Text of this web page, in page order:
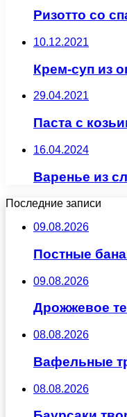
Ризотто со
10.12.2021
Крем-суп из
29.04.2021
Паста с
16.04.2024
Варенье из
Последние записи
09.08.2026
Постные
09.08.2026
Дрожжевое
08.08.2026
Вафельные
08.08.2026